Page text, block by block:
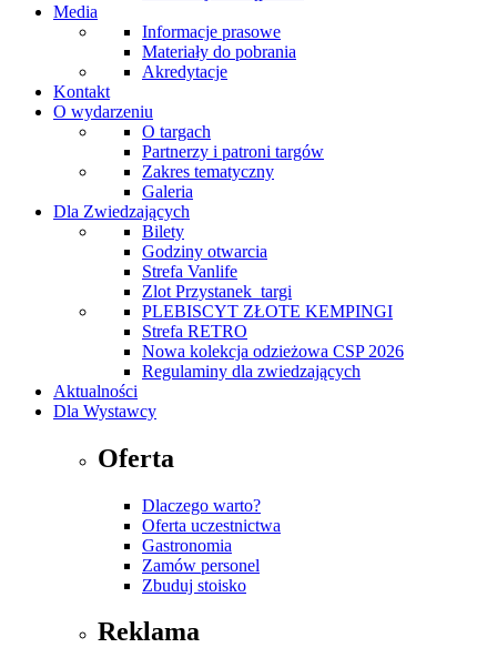
Media
Informacje prasowe
Materiały do pobrania
Akredytacje
Kontakt
O wydarzeniu
O targach
Partnerzy i patroni targów
Zakres tematyczny
Galeria
Dla Zwiedzających
Bilety
Godziny otwarcia
Strefa Vanlife
Zlot Przystanek_targi
PLEBISCYT ZŁOTE KEMPINGI
Strefa RETRO
Nowa kolekcja odzieżowa CSP 2026
Regulaminy dla zwiedzających
Aktualności
Dla Wystawcy
Oferta
Dlaczego warto?
Oferta uczestnictwa
Gastronomia
Zamów personel
Zbuduj stoisko
Reklama